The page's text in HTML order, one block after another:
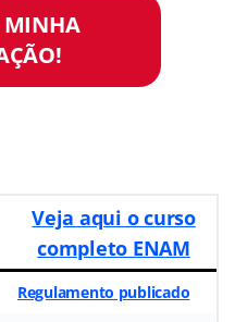
MINHA
Veja aqui o curso
completo ENAM
Regulamento publicado